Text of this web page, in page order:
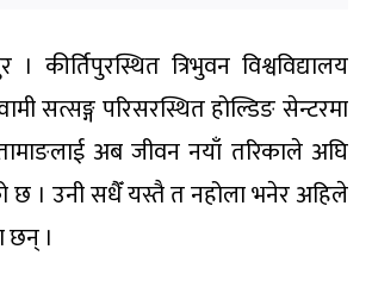
कीर्तिपुरस्थित त्रिभुवन विश्वविद्यालय
सत्सङ्ग परिसरस्थित होल्डिङ सेन्टरमा
अब जीवन नयाँ तरिकाले अघि
छ । उनी सधैँ यस्तै त नहोला भनेर अहिले
।